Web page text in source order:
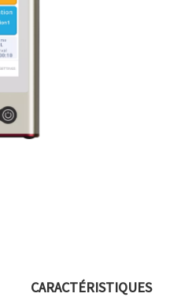
CARACTÉRISTIQUES